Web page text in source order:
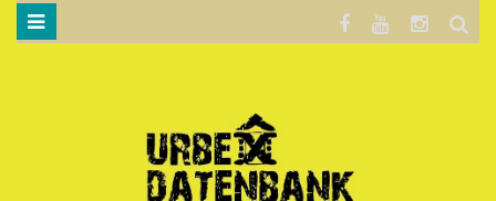
DATENSCHUTZERKLÄRUNG